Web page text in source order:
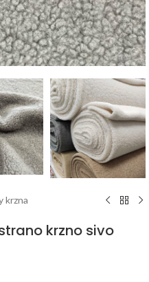
krzna
krzno sivo